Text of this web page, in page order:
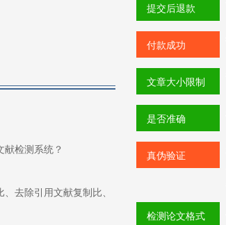
检测系统？
去除引用文献复制比、
提交后退款
付款成功
文章大小限制
是否准确
真伪验证
检测论文格式